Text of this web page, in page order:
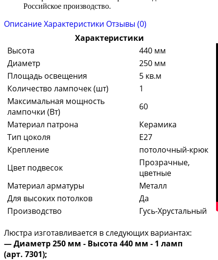
Российское производство.
ОписаниеХарактеристики Отзывы (0)
Характеристики
Высота
440 мм
Диаметр
250 мм
Площадь освещения
5 кв.м
Количество лампочек (шт)
1
Максимальная мощность
лампочки (Вт)
60
Материал патрона
Керамика
Тип цоколя
E27
Крепление
потолочный-крюк
Цвет подвесок
Прозрачные,
цветные
Материал арматуры
Металл
Для высоких потолков
Да
Производство
Гусь-Хрустальный
Люстра изготавливается в следующих вариантах:
— Диаметр 250 мм - Высота 440 мм - 1 ламп
(арт. 7301);